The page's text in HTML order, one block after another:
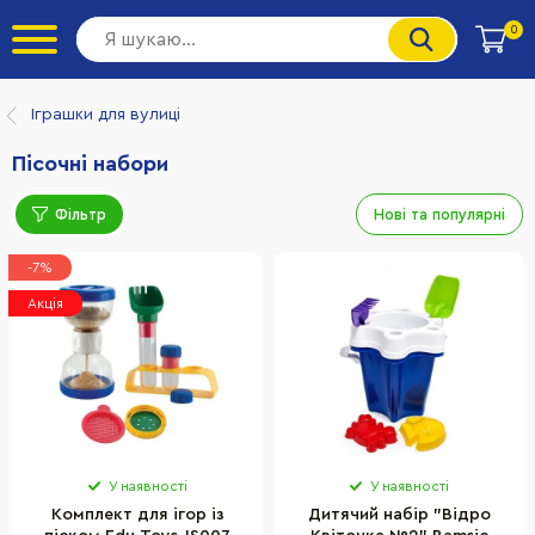
0
Іграшки для вулиці
Пісочні набори
Фільтр Нові та популярні
-7%
Акція
У наявності
Комплект для ігор із
У наявності
Дитячий набір "Відро